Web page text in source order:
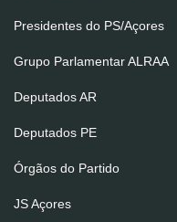
Presidentes do PS/Açores
Grupo Parlamentar ALRAA
Deputados AR
Deputados PE
Órgãos do Partido
JS Açores